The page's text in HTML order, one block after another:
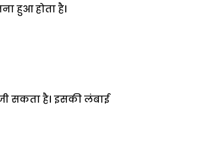
हुआ होता है।
सकता है। इसकी लंबाई